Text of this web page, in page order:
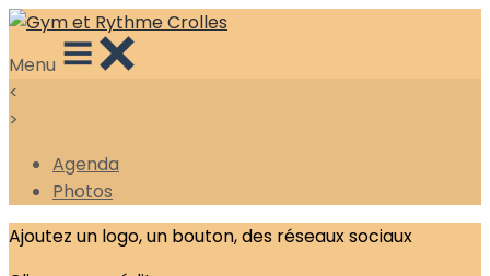
Menu
<
>
Agenda
Photos
Ajoutez un logo, un bouton, des réseaux sociaux